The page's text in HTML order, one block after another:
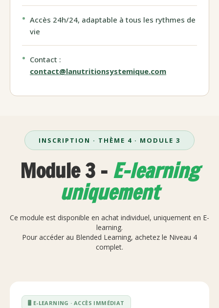
Accès 24h/24, adaptable à tous les rythmes de
vie
Contact :
contact@lanutritionsystemique.com
INSCRIPTION · THÈME 4 · MODULE 3
Module 3 - E-learning
uniquement
Ce module est disponible en achat individuel, uniquement en E-
learning.
Pour accéder au Blended Learning, achetez le Niveau 4
complet.
🖥️ E-LEARNING · ACCÈS IMMÉDIAT